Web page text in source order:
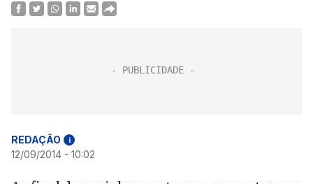
REDAÇÃO i
12/09/2014 - 10:02